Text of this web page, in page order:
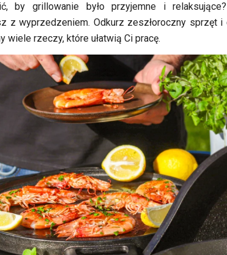
by grillowanie było przyjemne i
z wyprzedzeniem. Odkurz zeszłoroczny sprzęt
wiele rzeczy, które ułatwią Ci pracę.